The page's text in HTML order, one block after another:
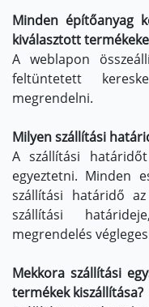
Minden építőanyag
kiválasztott
A weblapon
feltüntetett
megrendelni.
Milyen szállítási
A szállítási
egyeztetni. Minden
szállítási határidő
szállítási
megrendelés
Mekkora szállítási
termékek kiszállítása?